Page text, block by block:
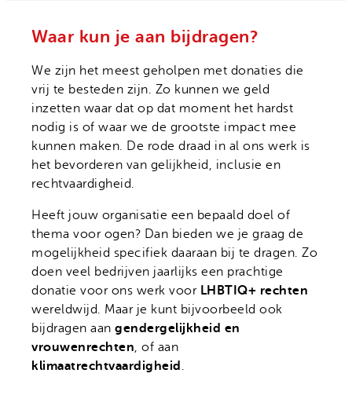
Waar kun je aan bijdragen?
We zijn het meest geholpen met donaties die
vrij te besteden zijn. Zo kunnen we geld
inzetten waar dat op dat moment het hardst
nodig is of waar we de grootste impact mee
kunnen maken. De rode draad in al ons werk is
het bevorderen van gelijkheid, inclusie en
rechtvaardigheid.
Heeft jouw organisatie een bepaald doel of
thema voor ogen? Dan bieden we je graag de
mogelijkheid specifiek daaraan bij te dragen. Zo
doen veel bedrijven jaarlijks een prachtige
donatie voor ons werk voor LHBTIQ+ rechten
wereldwijd. Maar je kunt bijvoorbeeld ook
bijdragen aan gendergelijkheid en
vrouwenrechten, of aan
klimaatrechtvaardigheid.